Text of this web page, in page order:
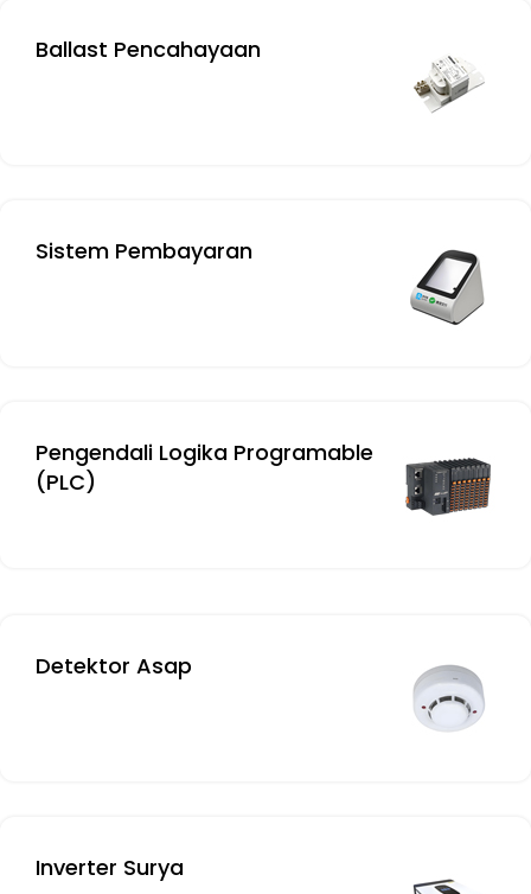
Ballast Pencahayaan
Sistem Pembayaran
Pengendali Logika Programable
(PLC)
Detektor Asap
Inverter Surya